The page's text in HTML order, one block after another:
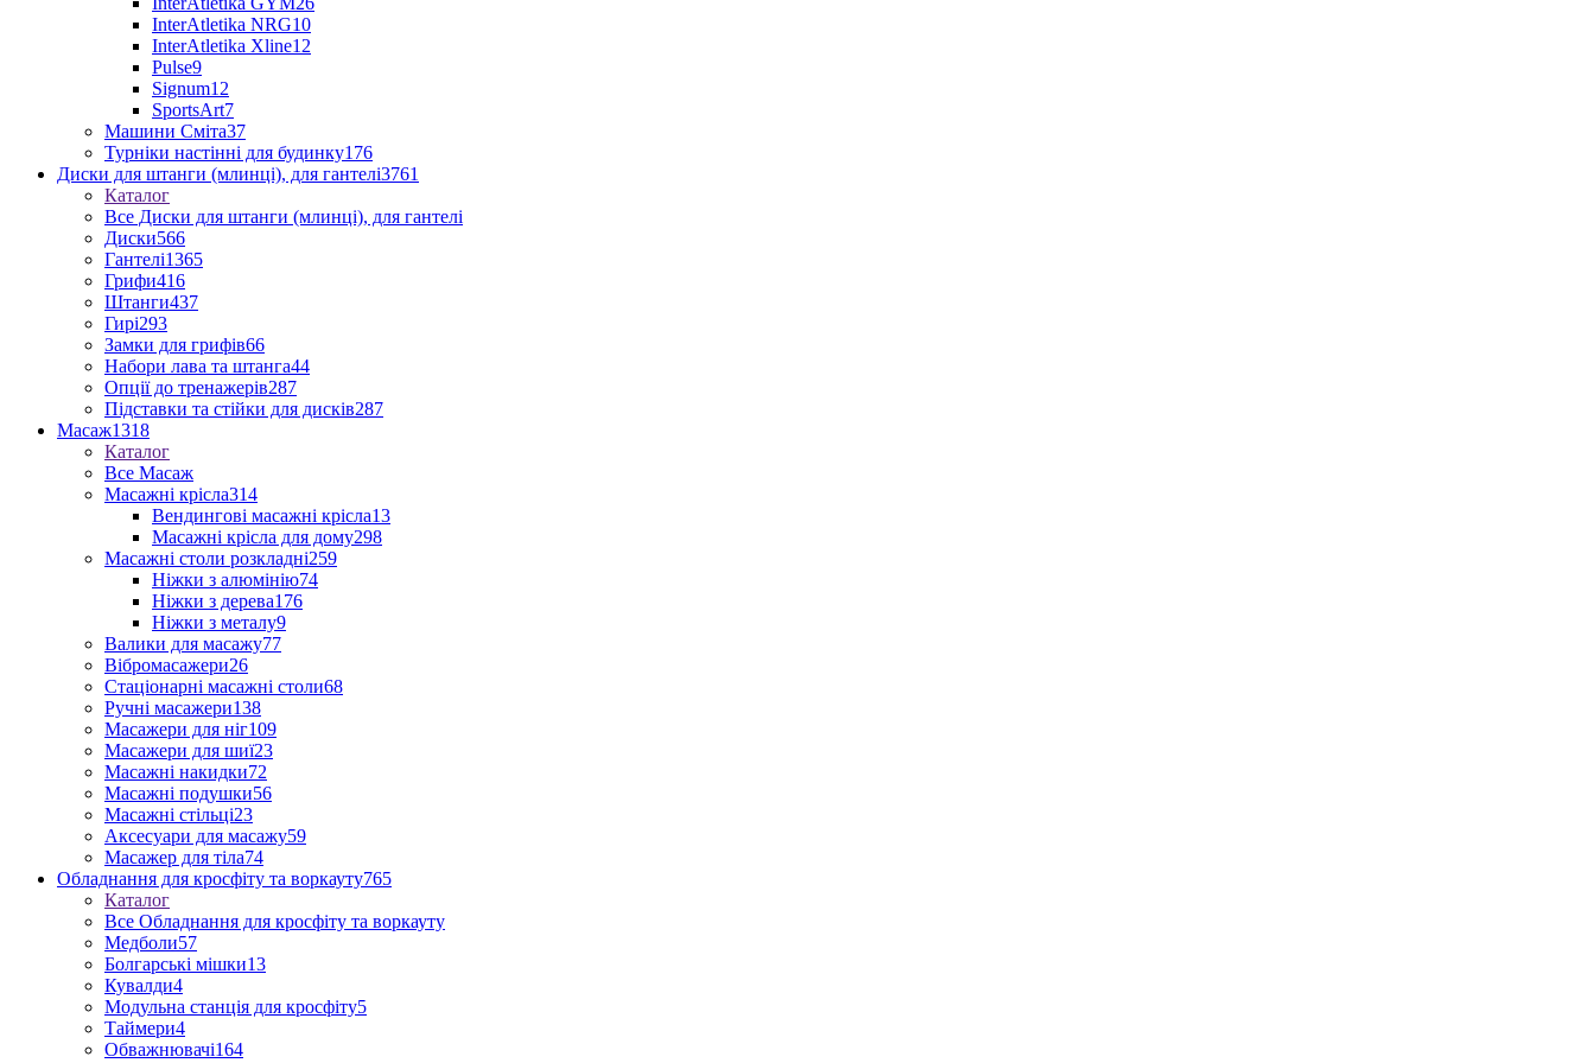
InterAtletika NRG10
InterAtletika Xline12
Pulse9
Signum12
SportsArt7
Машини Сміта37
Турніки настінні для будинку176
Диски для штанги (млинці), для гантелі3761
Каталог
Все Диски для штанги (млинці), для гантелі
Диски566
Гантелі1365
Грифи416
Штанги437
Гирі293
Замки для грифів66
Набори лава та штанга44
Опції до тренажерів287
Підставки та стійки для дисків287
Масаж1318
Каталог
Все Масаж
Масажні крісла314
Вендингові масажні крісла13
Масажні крісла для дому298
Масажні столи розкладні259
Ніжки з алюмінію74
Ніжки з дерева176
Ніжки з металу9
Валики для масажу77
Вібромасажери26
Стаціонарні масажні столи68
Ручні масажери138
Масажери для ніг109
Масажери для шиї23
Масажні накидки72
Масажні подушки56
Масажні стільці23
Аксесуари для масажу59
Масажер для тіла74
Обладнання для кросфіту та воркауту765
Каталог
Все Обладнання для кросфіту та воркауту
Медболи57
Болгарські мішки13
Кувалди4
Модульна станція для кросфіту5
Таймери4
Обважнювачі164